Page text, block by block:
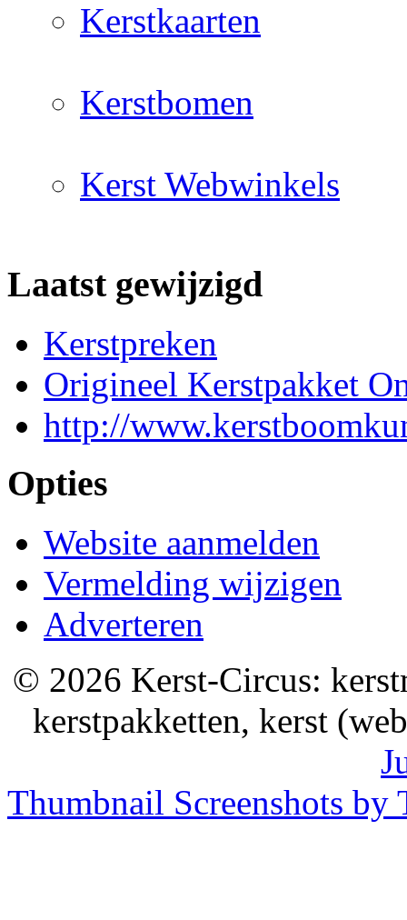
Kerstkaarten
Kerstbomen
Kerst Webwinkels
Laatst gewijzigd
Kerstpreken
Origineel Kerstpakket
http://
Opties
Website aanmelden
Vermelding wijzigen
Adverteren
© 2026 Kerst-Circus:
kerstpakketten, kerst
Thumbnail Screenshots by